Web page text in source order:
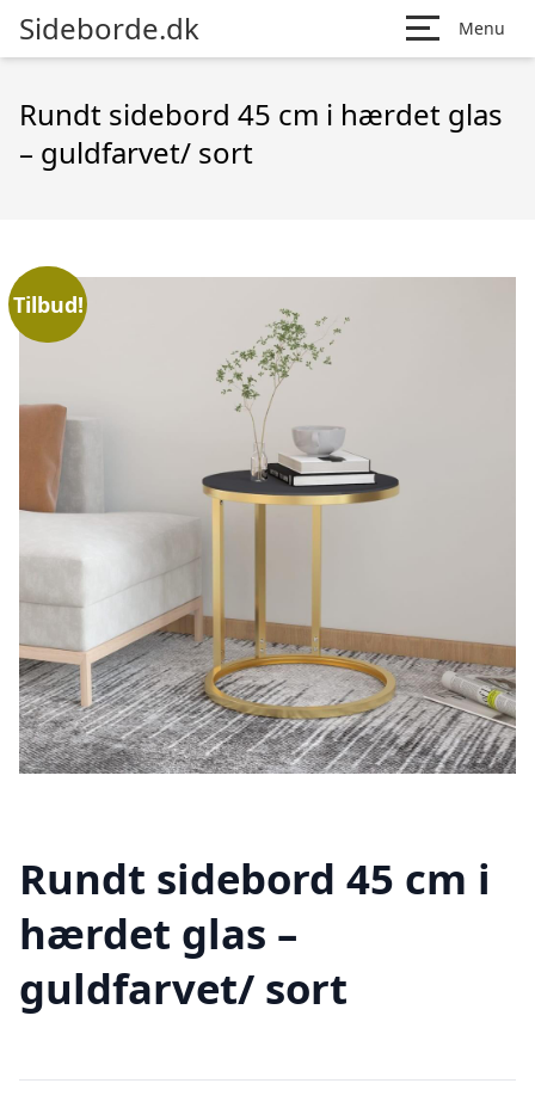
Sideborde.dk Menu
Rundt sidebord 45 cm i hærdet glas
– guldfarvet/ sort
Tilbud!
Rundt sidebord 45 cm i
hærdet glas –
guldfarvet/ sort